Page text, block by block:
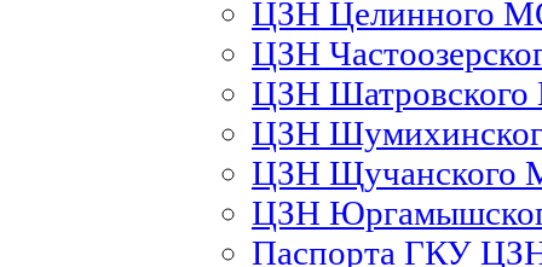
ЦЗН Целинного
ЦЗН
ЦЗН
ЦЗН
ЦЗН Щучанского
ЦЗН
Паспорта ГКУ